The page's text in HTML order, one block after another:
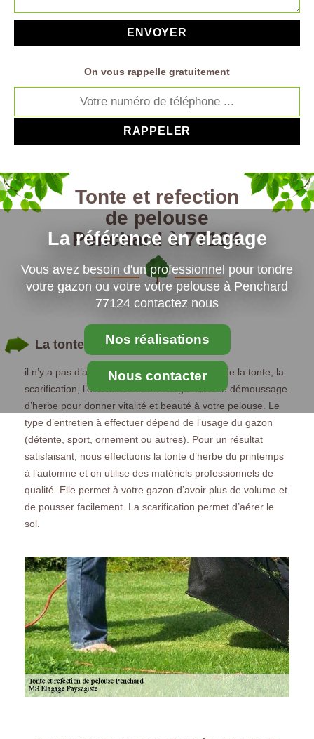
La référence en elagage
Vous avez besoin d'un professionnel pour tondre
votre gazon ou votre votre pelouse à Penchard
77124 contactez nous
Nos réalisations
Nous contacter
On vous rappelle gratuitement
Tonte et refection
de pelouse
Penchard à 77124
La tonte de gazon
il n’y a pas d’autres solutions plus efficaces que la tonte, la
scarification, l’ensemencement de gazon et le démoussage
d’herbe pour donner vitalité et beauté à votre pelouse. Le
type d’entretien à effectuer dépend de l’usage du gazon
(détente, sport, ornement ou autres). Pour un résultat
satisfaisant, nous effectuons la tonte d’herbe du printemps
à l’automne et on utilise des matériels professionnels de
qualité. Elle permet à votre gazon d’avoir plus de volume et
de pousser facilement. La scarification permet d’aérer le
sol.